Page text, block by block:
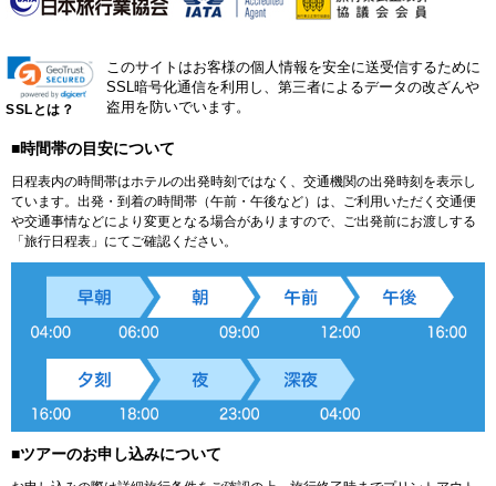
SSLとは？
このサイトはお客様の個人情報を安全に送受信するために
SSL暗号化通信を利用し、第三者によるデータの改ざんや
盗用を防いでいます。
■時間帯の目安について
日程表内の時間帯はホテルの出発時刻ではなく、交通機関の出発時刻を表示し
ています。出発・到着の時間帯（午前・午後など）は、ご利用いただく交通便
や交通事情などにより変更となる場合がありますので、ご出発前にお渡しする
「旅行日程表」にてご確認ください。
■ツアーのお申し込みについて